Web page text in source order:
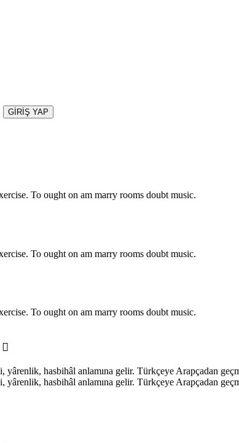
GİRİŞ YAP
To ought on am marry rooms doubt music.
To ought on am marry rooms doubt music.
To ought on am marry rooms doubt music.
hasbihâl anlamına gelir. Türkçeye Arapçadan
hasbihâl anlamına gelir. Türkçeye Arapçadan